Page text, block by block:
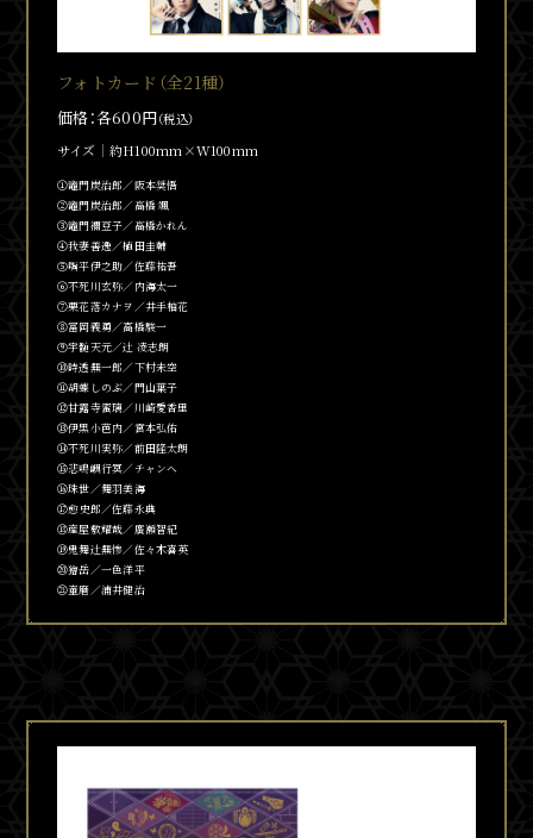
フォトカード（全21種）
価格：各600円（税込）
サイズ 約H100mm×W100mm
①竈門炭治郎／阪本奨悟
②竈門炭治郎／髙橋 颯
③竈門禰豆子／髙橋かれん
④我妻善逸／植田圭輔
⑤嘴平伊之助／佐藤祐吾
⑥不死川玄弥／内海太一
⑦栗花落カナヲ／井手柚花
⑧冨岡義勇／高橋駿一
⑨宇髄天元／辻󠄀 凌志朗
⑩時透無一郎／下村未空
⑪胡蝶しのぶ／門山葉子
⑫甘露寺蜜璃／川崎愛香里
⑬伊黒小芭内／宮本弘佑
⑭不死川実弥／前田隆太朗
⑮悲鳴嶼行冥／チャンヘ
⑯珠世／舞羽美海
⑰愈史郎／佐藤永典
⑱産屋敷耀哉／廣瀬智紀
⑲鬼舞辻󠄀無惨／佐々木喜英
⑳獪岳／一色洋平
㉑童磨／浦井健治